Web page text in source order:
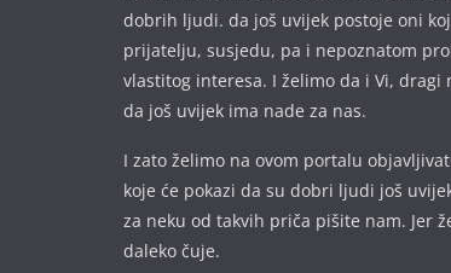
dobrih ljudi. da još uvijek postoje oni
prijatelju, susjedu, pa i nepoznatom
vlastitog interesa. I želimo da i Vi,
da još uvijek ima nade za nas.
I zato želimo na ovom portalu
koje će pokazi da su dobri ljudi još
za neku od takvih priča pišite nam. Jer
daleko čuje.